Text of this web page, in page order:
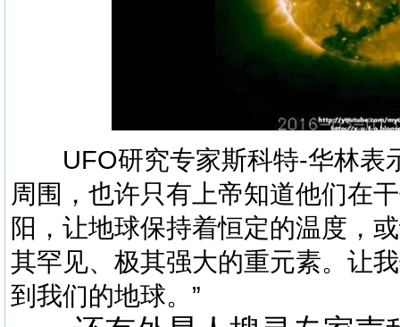
UFO研究专家斯科特-华林表
周围，也许只有上帝知道他们在
阳，让地球保持着恒定的温度，
其罕见、极其强大的重元素。让
到我们的地球。”